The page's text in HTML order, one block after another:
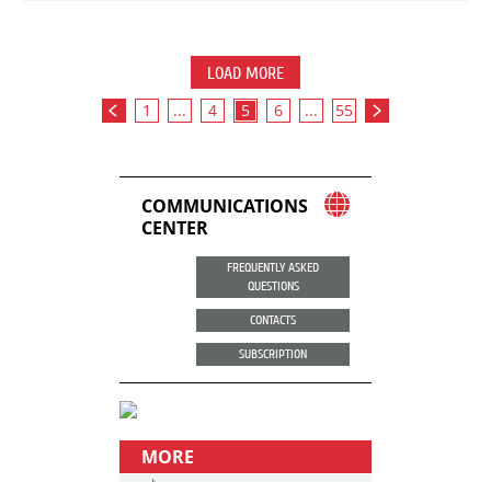
LOAD MORE
1 ... 4 5 6 ... 55
COMMUNICATIONS
CENTER
FREQUENTLY ASKED
QUESTIONS
CONTACTS
SUBSCRIPTION
MORE